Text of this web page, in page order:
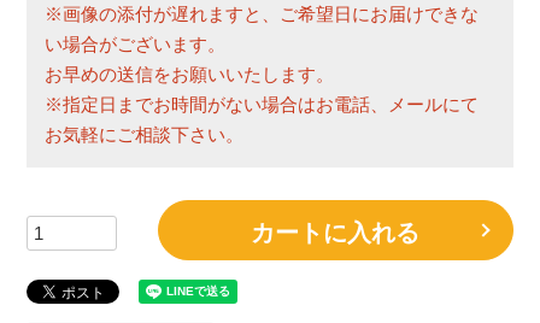
※画像の添付が遅れますと、ご希望日にお届けできな
い場合がございます。
お早めの送信をお願いいたします。
※指定日までお時間がない場合はお電話、メールにて
お気軽にご相談下さい。
カートに入れる